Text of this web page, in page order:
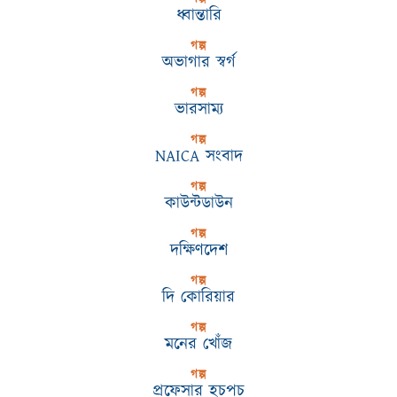
ধ্বান্তারি
গল্প
অভাগার স্বর্গ
গল্প
ভারসাম্য
গল্প
NAICA সংবাদ
গল্প
কাউন্টডাউন
গল্প
দক্ষিণদেশ
গল্প
দি কোরিয়ার
গল্প
মনের খোঁজ
গল্প
প্রফেসার হচপচ